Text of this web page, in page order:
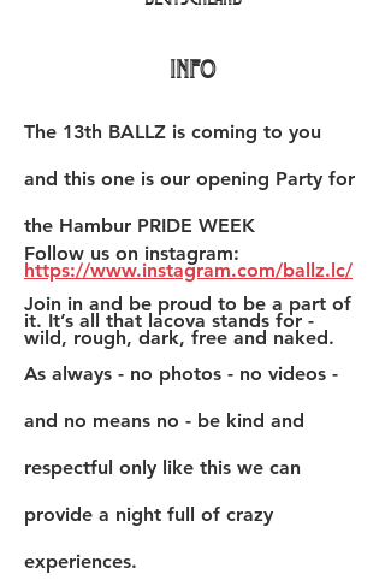
INFO
The 13th BALLZ is coming to you
and this one is our opening Party for
the Hambur PRIDE WEEK
Follow us on instagram:
https://www.instagram.com/ballz.lc/
Join in and be proud to be a part of
it. It’s all that lacova stands for -
wild, rough, dark, free and naked.
As always - no photos - no videos -
and no means no - be kind and
respectful only like this we can
provide a night full of crazy
experiences.